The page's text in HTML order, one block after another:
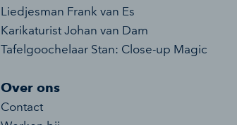
Liedjesman Frank van Es
Karikaturist Johan van Dam
Tafelgoochelaar Stan: Close-up Magic
Over ons
Contact